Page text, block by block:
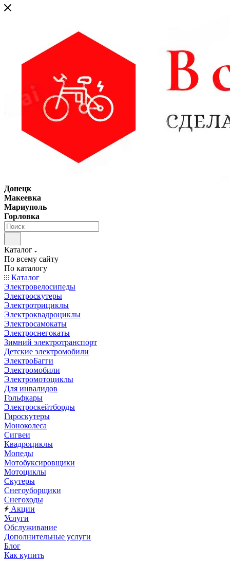
Донецк
Макеевка
Мариуполь
Горловка
Каталог
По всему сайту
По каталогу
Каталог
Электровелосипеды
Электроскутеры
Электротрициклы
Электроквадроциклы
Электросамокаты
Электроснегокаты
Зимний электротранспорт
Детские электромобили
ЭлектроБагги
Электромобили
Электромотоциклы
Для инвалидов
Гольфкары
Электроскейтборды
Гироскутеры
Моноколеса
Сигвеи
Квадроциклы
Мопеды
Мотобуксировщики
Мотоциклы
Скутеры
Снегоуборщики
Снегоходы
Акции
Услуги
Обслуживание
Дополнительные услуги
Блог
Как купить